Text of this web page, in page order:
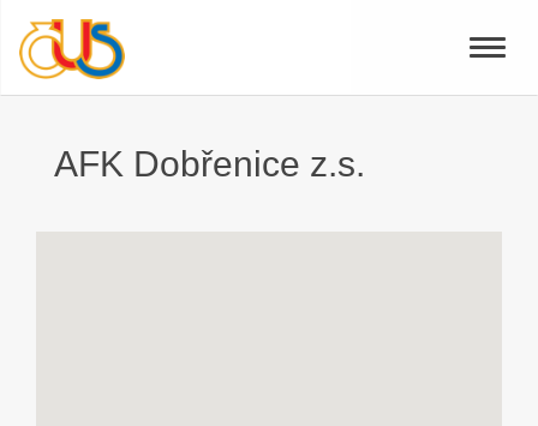
Toggle
AFK Dobřenice z.s.